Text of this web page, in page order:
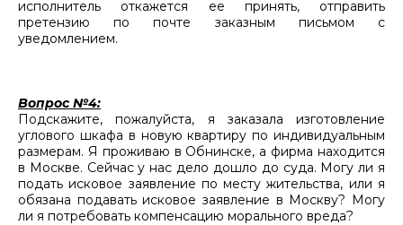
исполнитель откажется ее принять, отправить
претензию по почте заказным письмом с
уведомлением.
Вопрос №4:
Подскажите, пожалуйста, я заказала изготовление
углового шкафа в новую квартиру по индивидуальным
размерам. Я проживаю в Обнинске, а фирма находится
в Москве. Сейчас у нас дело дошло до суда. Могу ли я
подать исковое заявление по месту жительства, или я
обязана подавать исковое заявление в Москву? Могу
ли я потребовать компенсацию морального вреда?